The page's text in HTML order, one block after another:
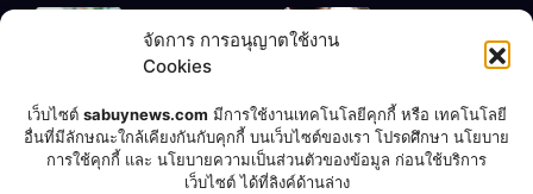
จัดการ การอนุญาตใช้งาน
Cookies
เว็บไซต์ sabuynews.com มีการใช้งานเทคโนโลยีคุกกี้ หรือ เทคโนโลยี
อื่นที่มีลักษณะใกล้เคียงกันกับคุกกี้ บนเว็บไซต์ของเรา โปรดศึกษา นโยบาย
การใช้คุกกี้ และ นโยบายความเป็นส่วนตัวของข้อมูล ก่อนใช้บริการ
เว็บไซต์ ได้ที่ลิงค์ด้านล่าง
ทิ้ง! เปลี่ยน
เป็น “ปุ๋ย
จุลินทรีย์”
บำรุงพืช ง่าย
นิดเดียว
หญิง 12 ขวบ
แต่งงานกับ
ชายวัย 70
เชื่อพ่อแล้ว
รวย! หนุ่มทำ
ตามคำ
เจ้าของคาร์
แคร์เผย
ประสบการณ์